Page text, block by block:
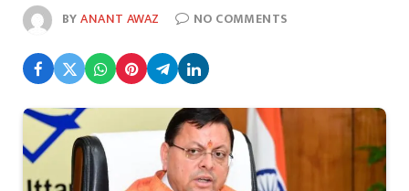
BYANANT AWAZ NO COMMENTS